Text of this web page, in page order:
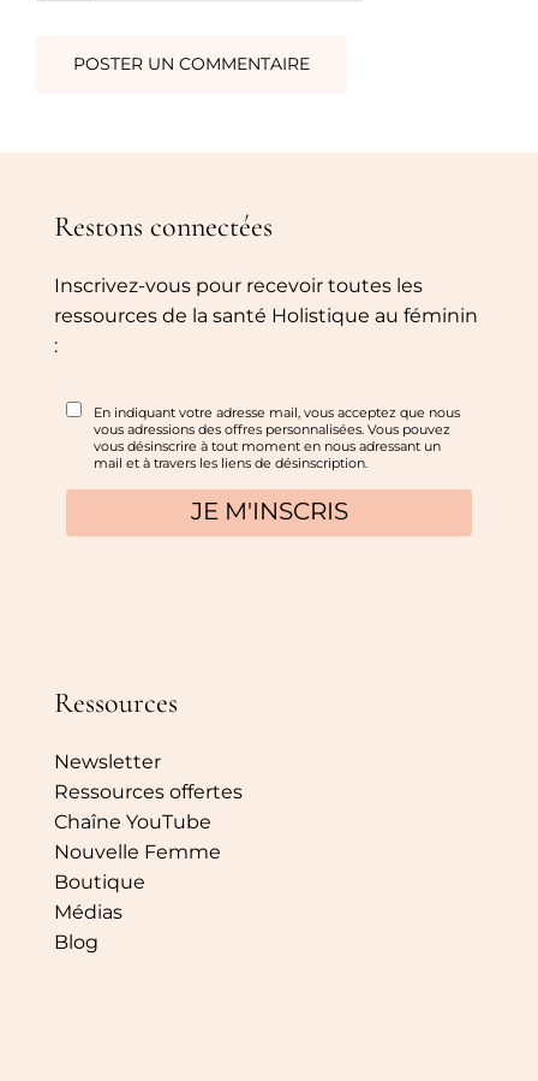
Restons connectées
Inscrivez-vous pour recevoir toutes les
ressources de la santé Holistique au féminin
:
Ressources
Newsletter
Ressources offertes
Chaîne YouTube
Nouvelle Femme
Boutique
Médias
Blog